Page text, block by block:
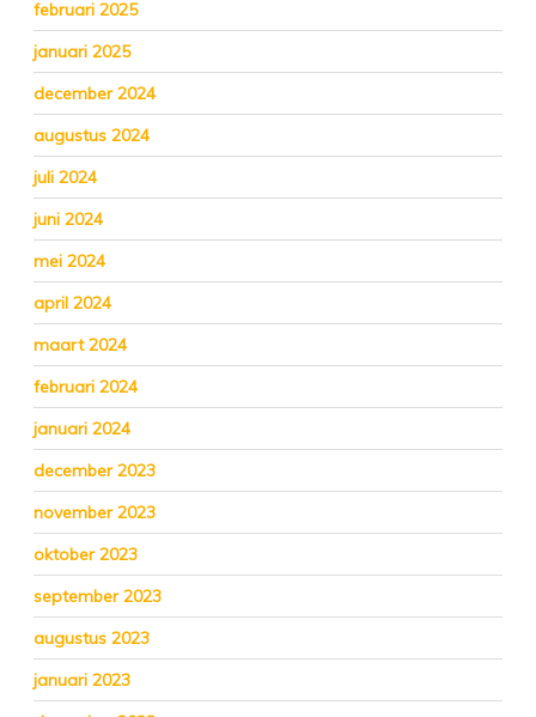
februari 2025
januari 2025
december 2024
augustus 2024
juli 2024
juni 2024
mei 2024
april 2024
maart 2024
februari 2024
januari 2024
december 2023
november 2023
oktober 2023
september 2023
augustus 2023
januari 2023